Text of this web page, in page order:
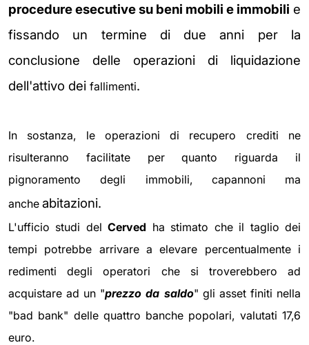
procedure esecutive su beni mobili e immobili e
fissando un termine di due anni per la
conclusione delle operazioni di liquidazione
dell'attivo dei fallimenti.
In sostanza, le operazioni di recupero crediti ne
risulteranno facilitate per quanto riguarda il
pignoramento degli immobili, capannoni ma
anche abitazioni.
L'ufficio studi delCerved ha stimato che il taglio dei
tempi potrebbe arrivare a elevare percentualmente i
redimenti degli operatori che si troverebbero ad
acquistare ad un "prezzo da saldo" gli asset finiti nella
"bad bank" delle quattro banche popolari, valutati 17,6
euro.